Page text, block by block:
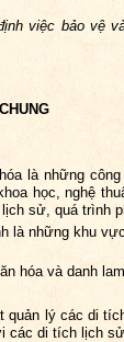
việc bảo vệ
là những
học, nghệ
sử, quá trình
là những khu
hóa và danh
quản lý các di
các di tích lịch